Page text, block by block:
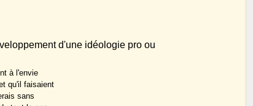
d'une idéologie pro ou
à l'envie
qu'il faisaient
sans